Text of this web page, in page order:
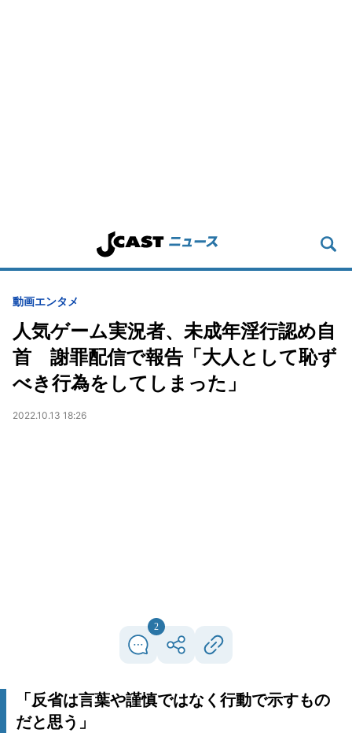
動画エンタメ
人気ゲーム実況者、未成年淫行認め自
首 謝罪配信で報告「大人として恥ず
べき行為をしてしまった」
2022.10.13 18:26
2
「反省は言葉や謹慎ではなく行動で示すもの
だと思う」